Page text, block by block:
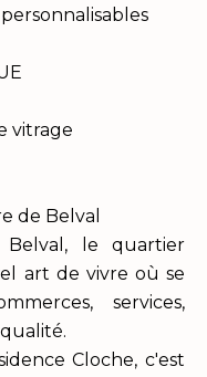
vitrage
de Belval
le quartier
art de vivre où se
services,
Cloche, c'est